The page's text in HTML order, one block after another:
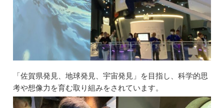
「佐賀県発見、地球発見、宇宙発見」を目指し、科学的思
考や想像力を育む取り組みをされています。